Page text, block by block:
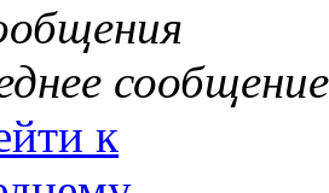
сообщение